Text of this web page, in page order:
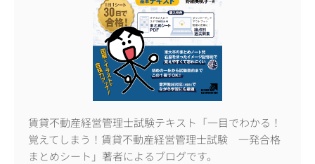
賃貸不動産経営管理士試験テキスト「一目でわかる！
覚えてしまう！賃貸不動産経営管理士試験 一発合格
まとめシート」著者によるブログです。